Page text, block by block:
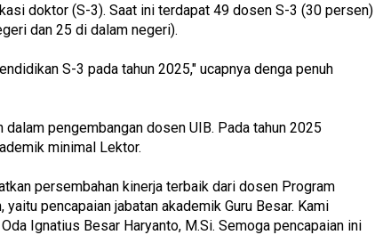
doktor (S-3). Saat ini terdapat 49 dosen S-3 (30 persen)
dan 25 di dalam negeri).
S-3 pada tahun 2025," ucapnya denga penuh
pengembangan dosen UIB. Pada tahun 2025
minimal Lektor.
persembahan kinerja terbaik dari dosen Program
pencapaian jabatan akademik Guru Besar. Kami
Ignatius Besar Haryanto, M.Si. Semoga pencapaian ini